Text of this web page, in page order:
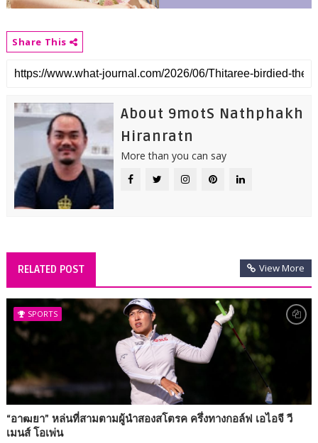
Share This
About 9motS Nathphakh
Hiranratn
More than you can say
RELATED POST View More
SPORTS
“อาฒยา” หล่นที่สามตามผู้นำสองสโตรค ครึ่งทางกอล์ฟ เอไอจี วี
เมนส์ โอเพ่น